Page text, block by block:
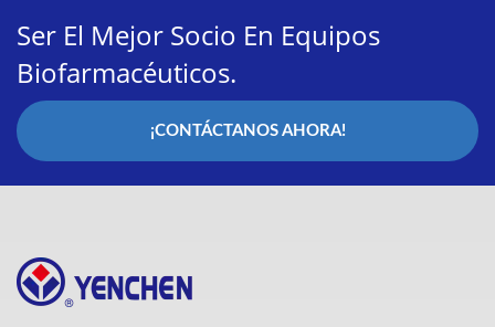
Ser El Mejor Socio En Equipos
Biofarmacéuticos.
¡CONTÁCTANOS AHORA!